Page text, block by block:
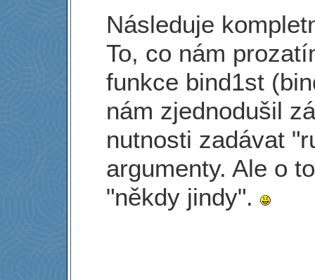
Následuje
To, co nám
funkce bind1st
nám zjednodušil
nutnosti zadávat
argumenty. Ale o
"někdy jindy".